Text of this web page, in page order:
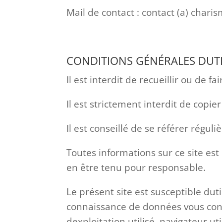
Mail de contact : contact (a)
CONDITIONS GÉNÉRALES
Il est interdit de recueillir ou de
Il est strictement interdit de copier
Il est conseillé de se référer
Toutes informations sur ce site
en être tenu pour responsable.
Le présent site est susceptible
connaissance de données vous